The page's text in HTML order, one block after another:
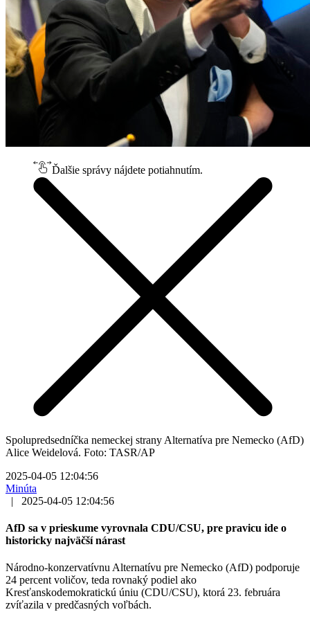
Ďalšie správy nájdete potiahnutím.
Spolupredsedníčka nemeckej strany Alternatíva pre Nemecko (AfD)
Alice Weidelová. Foto: TASR/AP
2025-04-05 12:04:56
Minúta
|
2025-04-05 12:04:56
AfD sa v prieskume vyrovnala CDU/CSU, pre pravicu ide o
historicky najväčší nárast
Národno-konzervatívnu Alternatívu pre Nemecko (AfD) podporuje
24 percent voličov, teda rovnaký podiel ako
Kresťanskodemokratickú úniu (CDU/CSU), ktorá 23. februára
zvíťazila v predčasných voľbách.